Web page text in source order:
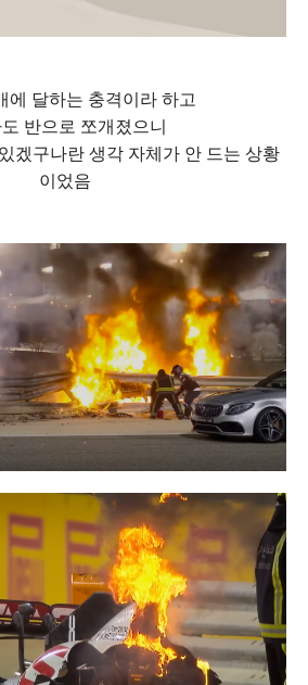
에 달하는 충격이라 하고
반으로 쪼개졌으니
겠구나란 생각 자체가 안 드는 상황
이었음